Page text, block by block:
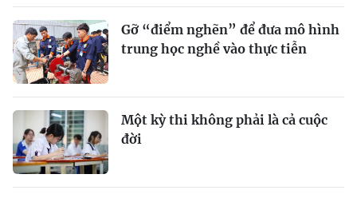
Gỡ “điểm nghẽn” để đưa mô hình
trung học nghề vào thực tiễn
Một kỳ thi không phải là cả cuộc
đời